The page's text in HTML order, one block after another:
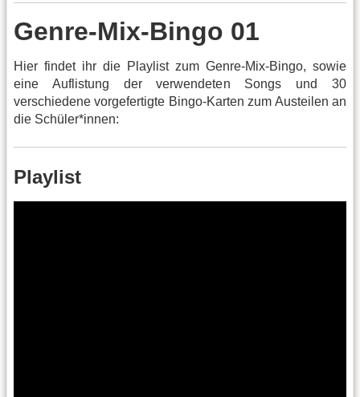
Genre-Mix-Bingo 01
Hier findet ihr die Playlist zum Genre-Mix-Bingo, sowie
eine Auflistung der verwendeten Songs und 30
verschiedene vorgefertigte Bingo-Karten zum Austeilen an
die Schüler*innen:
Playlist